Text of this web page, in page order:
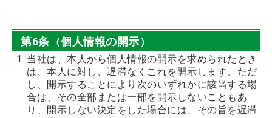
第6条（個人情報の開示）
当社は、本人から個人情報の開示を求められたとき
は、本人に対し、遅滞なくこれを開示します。ただ
し、開示することにより次のいずれかに該当する場
合は、その全部または一部を開示しないこともあ
り、開示しない決定をした場合には、その旨を遅滞